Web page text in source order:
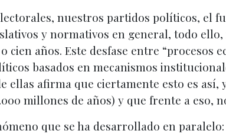
nuestros partidos políticos, el
y normativos en general, todo
años. Este desfase entre “procesos
basados en mecanismos
ellas afirma que ciertamente esto es
millones de años) y que frente a eso,
que se ha desarrollado en